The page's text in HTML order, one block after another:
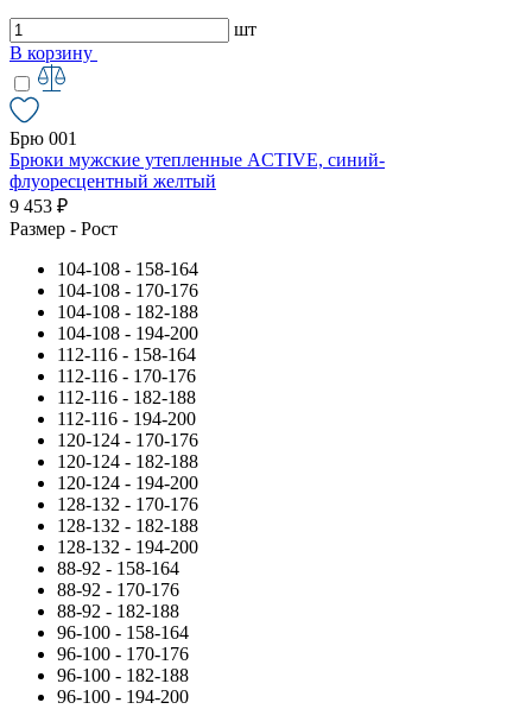
шт
В корзину
Брю 001
Брюки мужские утепленные ACTIVE, синий-
флуоресцентный желтый
9 453 ₽
Размер - Рост
104-108 - 158-164
104-108 - 170-176
104-108 - 182-188
104-108 - 194-200
112-116 - 158-164
112-116 - 170-176
112-116 - 182-188
112-116 - 194-200
120-124 - 170-176
120-124 - 182-188
120-124 - 194-200
128-132 - 170-176
128-132 - 182-188
128-132 - 194-200
88-92 - 158-164
88-92 - 170-176
88-92 - 182-188
96-100 - 158-164
96-100 - 170-176
96-100 - 182-188
96-100 - 194-200